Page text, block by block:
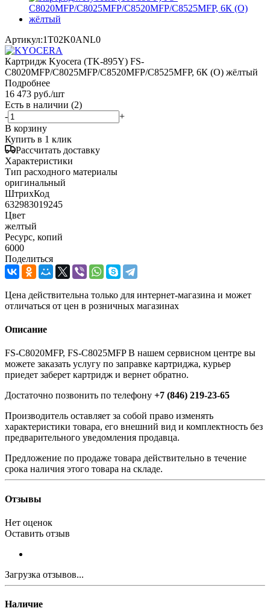
Артикул:1T02K0ANL0
Картридж Kyocera (TK-895Y) FS-
C8020MFP/C8025MFP/C8520MFP/C8525MFP, 6К (O) жёлтый
Подробнее
16 473 руб./шт
Есть в наличии (2)
-
+
В корзину
Купить в 1 клик
Рассчитать доставку
Характеристики
Тип расходного материалы
оригинальный
ШтрихКод
632983019245
Цвет
желтый
Ресурс, копий
6000
Поделиться
Цена действительна только для интернет-магазина и может
отличаться от цен в розничных магазинах
Описание
FS-C8020MFP, FS-C8025MFP В нашем сервисном центре вы
можете заказать услугу по заправке картриджа, курьер
приедет заберет картридж и вернет обратно.
Достаточно позвонить по телефону +7 (846) 219-23-65
Производитель оставляет за собой право изменять
характеристики товара, его внешний вид и комплектность без
предварительного уведомления продавца.
Предложение по продаже товара действительно в течение
срока наличия этого товара на складе.
Отзывы
Нет оценок
Оставить отзыв
Загрузка отзывов...
Наличие